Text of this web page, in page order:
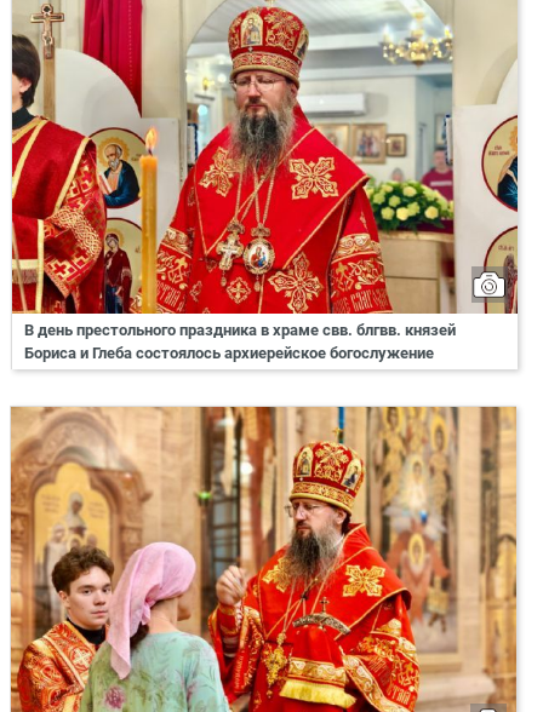
В день престольного праздника в храме свв. блгвв. князей
Бориса и Глеба состоялось архиерейское богослужение